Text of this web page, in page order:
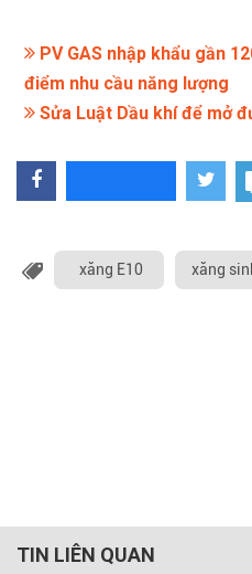
PV GAS nhập khẩu gần
điểm nhu cầu năng lượng
Sửa Luật Dầu khí để mở
xăng E10 xăng
TIN LIÊN QUAN